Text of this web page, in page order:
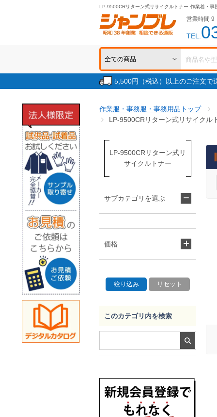
LP-9500CRリターン式リサイクルトナー 作業着・事
営業時間 9
TEL.
5,500円（税込）以上のご注文
作業服・事務服・事務用品トップ
LP-9500CRリターン式リサイクル
LP-9500CRリターン式リ
サイクルトナー
サブカテゴリを選ぶ
価格
このカテゴリ内を検索